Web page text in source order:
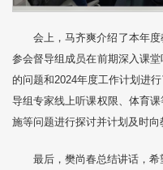
会上，马齐爽介绍了本年
参会督导组成员在前期深入课
的问题和2024年度工作计划进
导组专家线上听课权限、体育
施等问题进行探讨并计划及时向
最后，樊尚春总结讲话，